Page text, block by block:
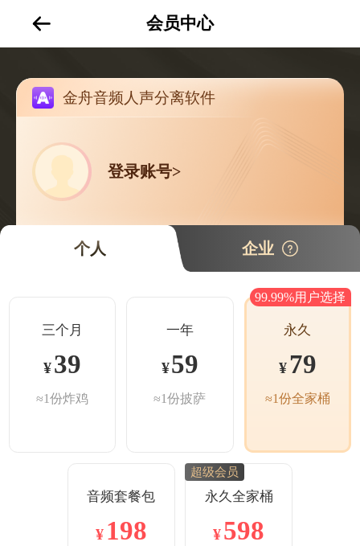
会员中心
金舟音频人声分离软件
登录账号>
个人 企业
三个月
¥39
≈1份炸鸡
一年
¥59
≈1份披萨
99.99%用户选择
永久
¥ 79
≈1份全家桶
音频套餐包
¥ 198
超级会员
永久全家桶
¥598